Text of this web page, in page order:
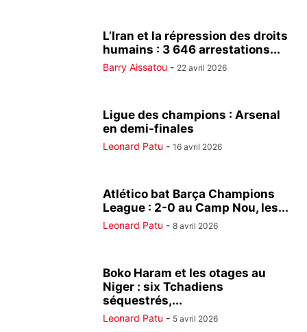
L’Iran et la répression des droits
humains : 3 646 arrestations...
Barry Aissatou - 22 avril 2026
Ligue des champions : Arsenal
en demi-finales
Leonard Patu - 16 avril 2026
Atlético bat Barça Champions
League : 2-0 au Camp Nou, les...
Leonard Patu - 8 avril 2026
Boko Haram et les otages au
Niger : six Tchadiens
séquestrés,...
Leonard Patu - 5 avril 2026